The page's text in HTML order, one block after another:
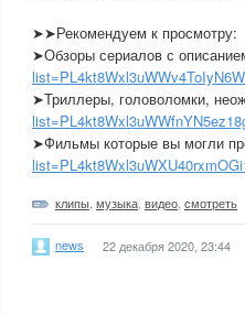
➤➤Рекомендуем к просмотру:
➤Обзоры сериалов с
➤Триллеры, головоломки,
➤Фильмы которые вы могли
клипы музыка видео смотреть
news 22 декабря 2020, 23:44